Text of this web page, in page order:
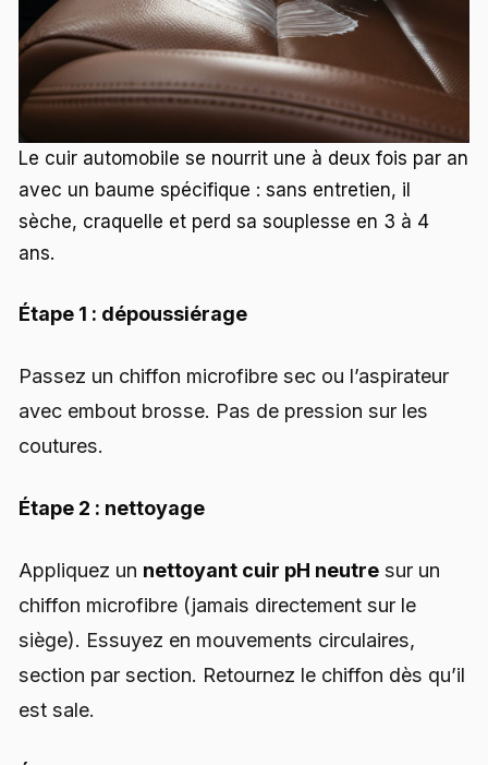
Le cuir automobile se nourrit une à deux fois par an
avec un baume spécifique : sans entretien, il
sèche, craquelle et perd sa souplesse en 3 à 4
ans.
Étape 1 : dépoussiérage
Passez un chiffon microfibre sec ou l’aspirateur
avec embout brosse. Pas de pression sur les
coutures.
Étape 2 : nettoyage
Appliquez un nettoyant cuir pH neutre sur un
chiffon microfibre (jamais directement sur le
siège). Essuyez en mouvements circulaires,
section par section. Retournez le chiffon dès qu’il
est sale.